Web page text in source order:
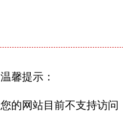
温馨提示：
您的网站目前不支持访